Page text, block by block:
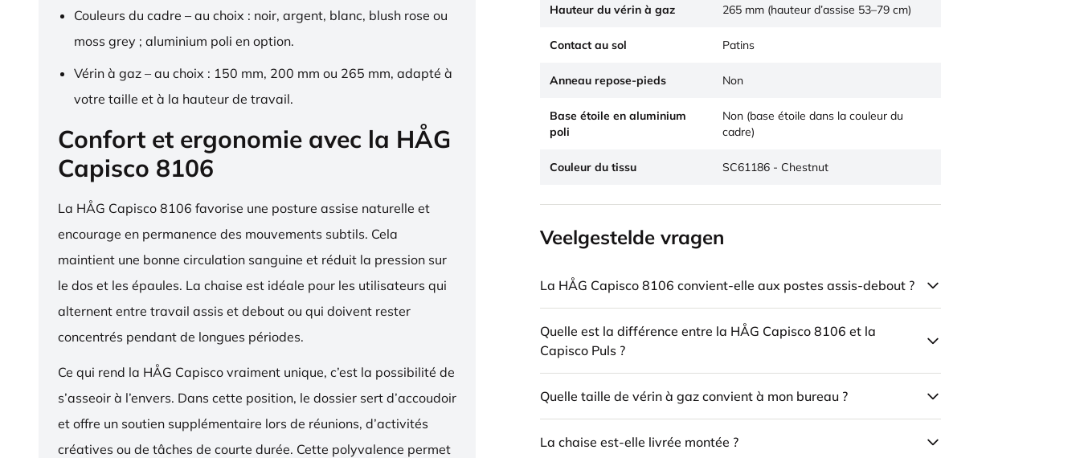
Couleurs du cadre – au choix : noir, argent, blanc, blush rose ou
moss grey ; aluminium poli en option.
Vérin à gaz – au choix : 150 mm, 200 mm ou 265 mm, adapté à
votre taille et à la hauteur de travail.
Confort et ergonomie avec la HÅG
Capisco 8106
La HÅG Capisco 8106 favorise une posture assise naturelle et
encourage en permanence des mouvements subtils. Cela
maintient une bonne circulation sanguine et réduit la pression sur
le dos et les épaules. La chaise est idéale pour les utilisateurs qui
alternent entre travail assis et debout ou qui doivent rester
concentrés pendant de longues périodes.
Ce qui rend la HÅG Capisco vraiment unique, c’est la possibilité de
s’asseoir à l’envers. Dans cette position, le dossier sert d’accoudoir
et offre un soutien supplémentaire lors de réunions, d’activités
créatives ou de tâches de courte durée. Cette polyvalence permet
Hauteur du vérin à gaz 265 mm (hauteur d’assise 53–79 cm)
Contact au sol Patins
Anneau repose-pieds Non
Base étoile en aluminium
poli
Non (base étoile dans la couleur du
cadre)
Couleur du tissu SC61186 - Chestnut
Veelgestelde vragen
La HÅG Capisco 8106 convient-elle aux postes assis-debout ?
Quelle est la différence entre la HÅG Capisco 8106 et la
Capisco Puls ?
Quelle taille de vérin à gaz convient à mon bureau ?
La chaise est-elle livrée montée ?